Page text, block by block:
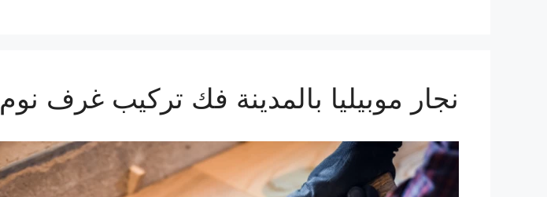
نجار موبيليا بالمدينة فك تركيب غرف